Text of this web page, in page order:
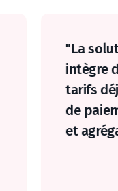
"La
intègre
tarifs
de
et